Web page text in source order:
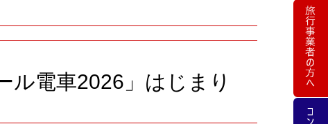
ル電車2026」はじまり